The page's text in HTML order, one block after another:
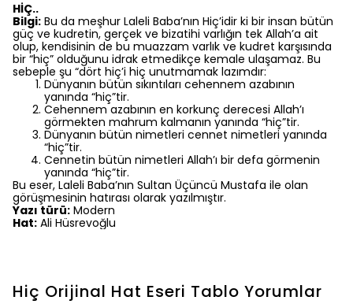
HİÇ..
Bilgi: Bu da meşhur Laleli Baba’nın Hiç’idir ki bir insan bütün
güç ve kudretin, gerçek ve bizatihi varlığın tek Allah’a ait
olup, kendisinin de bu muazzam varlık ve kudret karşısında
bir “hiç” olduğunu idrak etmedikçe kemale ulaşamaz. Bu
sebeple şu “dört hiç’i hiç unutmamak lazımdır:
Dünyanın bütün sıkıntıları cehennem azabının
yanında “hiç”tir.
Cehennem azabının en korkunç derecesi Allah’ı
görmekten mahrum kalmanın yanında “hiç”tir.
Dünyanın bütün nimetleri cennet nimetleri yanında
“hiç”tir.
Cennetin bütün nimetleri Allah’ı bir defa görmenin
yanında “hiç”tir.
Bu eser, Laleli Baba’nın Sultan Üçüncü Mustafa ile olan
görüşmesinin hatırası olarak yazılmıştır.
Yazı türü: Modern
Hat: Ali Hüsrevoğlu
Hiç Orijinal Hat Eseri Tablo Yorumlar